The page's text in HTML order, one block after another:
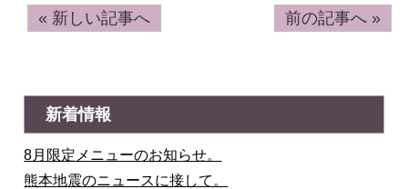
« 新しい記事へ 前の記事へ »
新着情報
8月限定メニューのお知らせ。
熊本地震のニュースに接して。